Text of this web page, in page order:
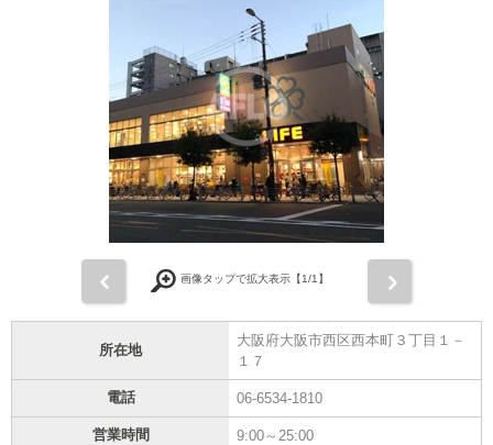
画像タップで拡大表示【1/1】
所在地
大阪府大阪市西区西本町３丁目１－
１７
電話 06-6534-1810
営業時間 9:00～25:00